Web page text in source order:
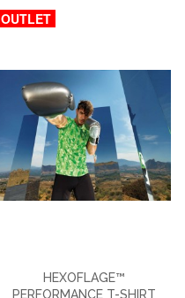
OUTLET
HEXOFLAGE™
PERFORMANCE T-SHIRT